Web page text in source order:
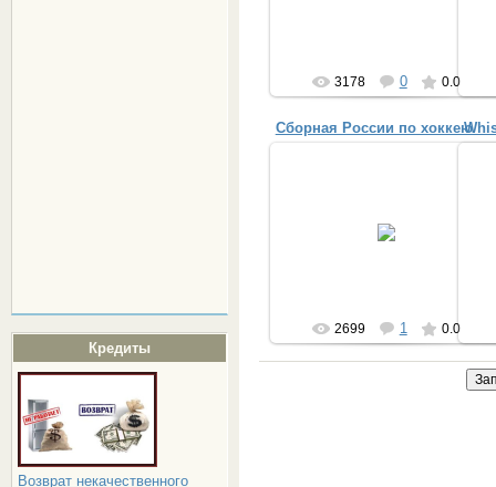
Кредиты
Возврат некачественного
3178 0 0.0
Сборная России по хоккею
Олимпиада в Ванкувере, 2010 г
2699 1 0.0